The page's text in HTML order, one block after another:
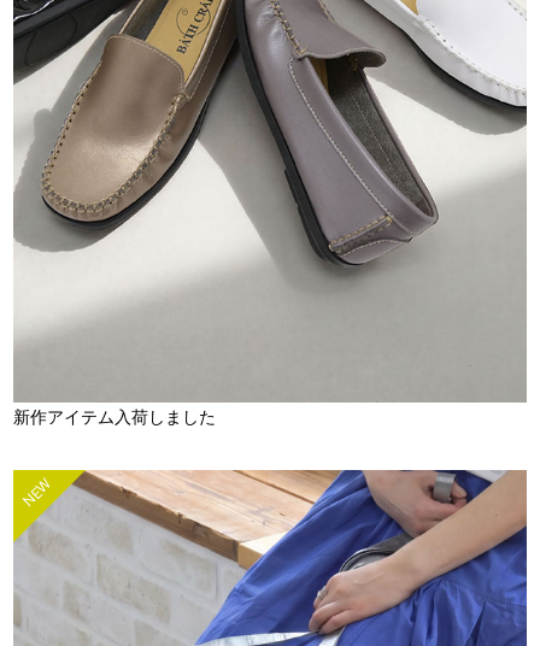
新作アイテム入荷しました